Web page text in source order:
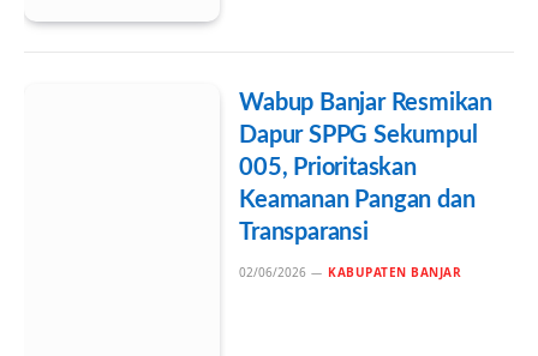
Wabup Banjar Resmikan
Dapur SPPG Sekumpul
005, Prioritaskan
Keamanan Pangan dan
Transparansi
02/06/2026 KABUPATEN BANJAR